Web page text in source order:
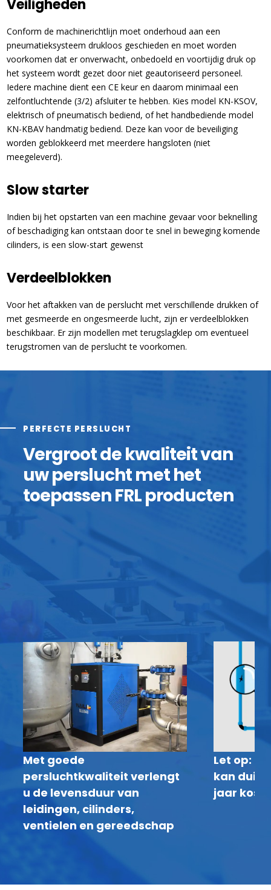
Veiligheden
Conform de machinerichtlijn moet onderhoud aan een
pneumatieksysteem drukloos geschieden en moet worden
voorkomen dat er onverwacht, onbedoeld en voortijdig druk op
het systeem wordt gezet door niet geautoriseerd personeel.
Iedere machine dient een CE keur en daarom minimaal een
zelfontluchtende (3/2) afsluiter te hebben. Kies model KN-KSOV,
elektrisch of pneumatisch bediend, of het handbediende model
KN-KBAV handmatig bediend. Deze kan voor de beveiliging
worden geblokkeerd met meerdere hangsloten (niet
meegeleverd).
Slow starter
Indien bij het opstarten van een machine gevaar voor beknelling
of beschadiging kan ontstaan door te snel in beweging komende
cilinders, is een slow-start gewenst
Verdeelblokken
Voor het aftakken van de perslucht met verschillende drukken of
met gesmeerde en ongesmeerde lucht, zijn er verdeelblokken
beschikbaar. Er zijn modellen met terugslagklep om eventueel
terugstromen van de perslucht te voorkomen.
PERFECTE PERSLUCHT
Vergroot de kwaliteit van
uw perslucht met het
toepassen FRL producten
Met goede
persluchtkwaliteit verlengt
u de levensduur van
leidingen, cilinders,
ventielen en gereedschap
Let op:
kan
jaar